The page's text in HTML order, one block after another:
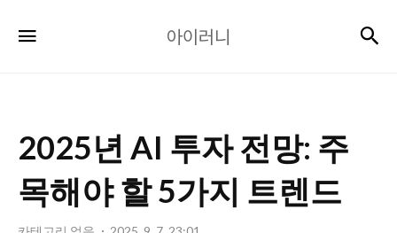
이
아이러니
2025년 AI 투자 전망: 주
목해야 할 5가지 트렌드